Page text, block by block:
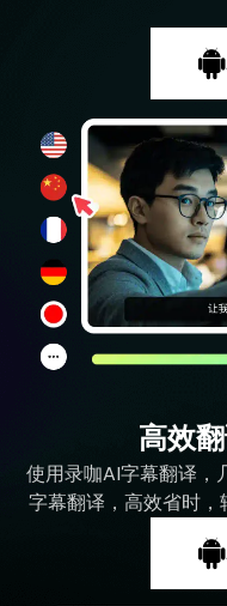
高效
使用录咖AI字幕翻译，
字幕翻译，高效省时，